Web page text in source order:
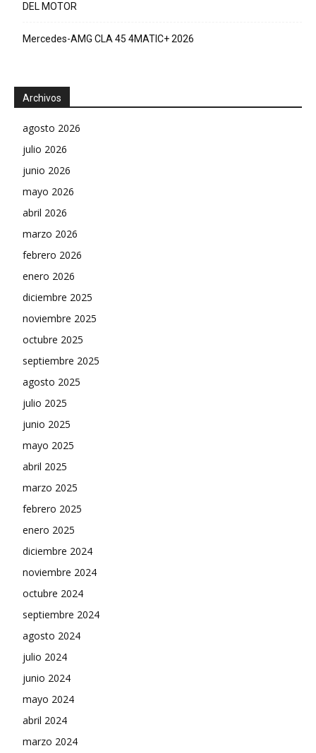
DEL MOTOR
Mercedes-AMG CLA 45 4MATIC+ 2026
Archivos
agosto 2026
julio 2026
junio 2026
mayo 2026
abril 2026
marzo 2026
febrero 2026
enero 2026
diciembre 2025
noviembre 2025
octubre 2025
septiembre 2025
agosto 2025
julio 2025
junio 2025
mayo 2025
abril 2025
marzo 2025
febrero 2025
enero 2025
diciembre 2024
noviembre 2024
octubre 2024
septiembre 2024
agosto 2024
julio 2024
junio 2024
mayo 2024
abril 2024
marzo 2024